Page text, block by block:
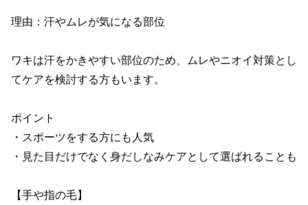
理由：汗やムレが気になる部位
ワキは汗をかきやすい部位のため、ムレやニオイ対策とし
てケアを検討する方もいます。
ポイント
・スポーツをする方にも人気
・見た目だけでなく身だしなみケアとして選ばれることも
【手や指の毛】